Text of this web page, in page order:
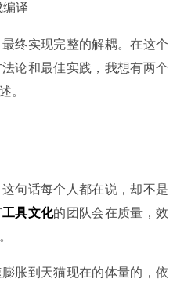
编译
终实现完整的解耦。在这个
论和最佳实践，我想有两个
。
句话每个人都在说，却不是
工具文化的团队会在质量，效
胀到天猫现在的体量的，依